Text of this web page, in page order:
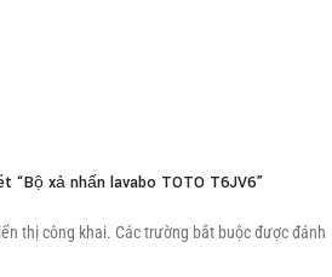
“Bộ xả nhấn lavabo TOTO T6JV6”
thị công khai. Các trường bắt buộc được đánh